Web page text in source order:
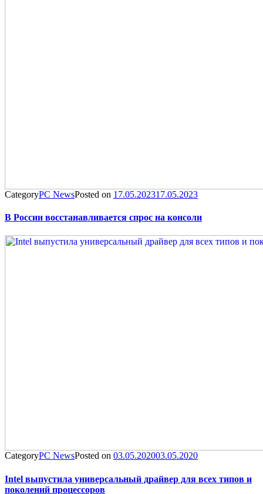
CategoryPC NewsPosted on 17.05.202317.05.2023
В России восстанавливается спрос на консоли
CategoryPC NewsPosted on 03.05.202003.05.2020
Intel выпустила универсальный драйвер для всех типов и
поколений процессоров